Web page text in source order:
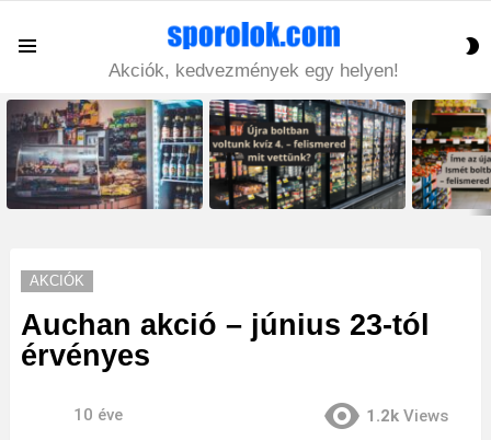
Akciók, kedvezmények egy helyen!
LATEST
STORIES
AKCIÓK
Auchan akció – június 23-tól
érvényes
10 éve 1.2k Views